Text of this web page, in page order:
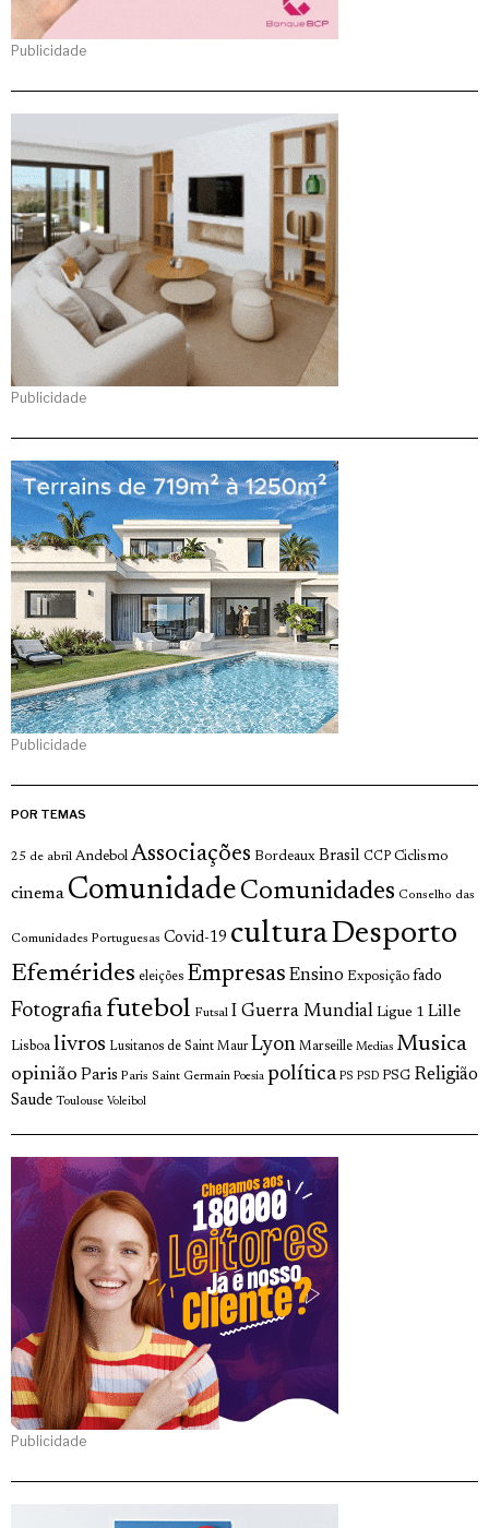
Publicidade
Publicidade
Publicidade
POR TEMAS
25 de abril Andebol Associações Bordeaux Brasil CCP Ciclismo
cinema Comunidade Comunidades Conselho das
Comunidades Portuguesas Covid-19 culturaDesporto
Efemérides eleições Empresas Ensino Exposição fado
Fotografia futebol Futsal I Guerra Mundial Ligue 1 Lille
Lisboa livros Lusitanos de Saint Maur Lyon Marseille Medias Musica
opinião Paris Paris Saint Germain Poesia política PS PSD PSG Religião
Saude Toulouse Voleibol
Publicidade